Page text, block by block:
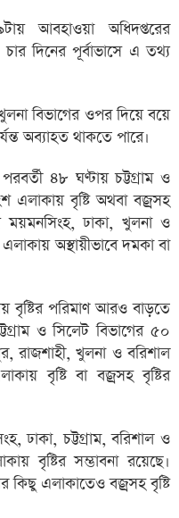
আবহাওয়া অধিদপ্তরের
দিনের পূর্বাভাসে এ তথ্য
বিভাগের ওপর দিয়ে বয়ে
অব্যাহত থাকতে পারে।
৪৮ ঘণ্টায় চট্টগ্রাম ও
এলাকায় বৃষ্টি অথবা বজ্রসহ
ময়মনসিংহ, ঢাকা, খুলনা ও
অস্থায়ীভাবে দমকা বা
বৃষ্টির পরিমাণ আরও বাড়তে
ও সিলেট বিভাগের ৫০
রাজশাহী, খুলনা ও বরিশাল
বৃষ্টি বা বজ্রসহ বৃষ্টির
ঢাকা, চট্টগ্রাম, বরিশাল ও
বৃষ্টির সম্ভাবনা রয়েছে।
কিছু এলাকাতেও বজ্রসহ বৃষ্টি